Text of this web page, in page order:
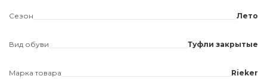
Сезон Лето
Вид обуви Туфли закрытые
Марка товара Rieker